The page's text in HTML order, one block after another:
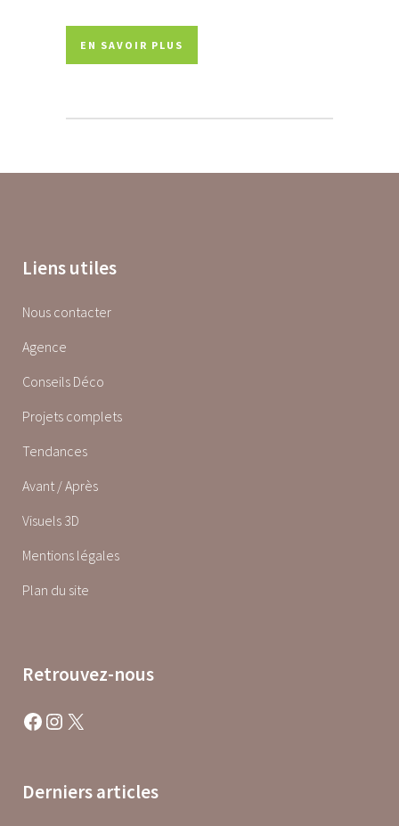
EN SAVOIR PLUS
Liens utiles
Nous contacter
Agence
Conseils Déco
Projets complets
Tendances
Avant / Après
Visuels 3D
Mentions légales
Plan du site
Retrouvez-nous
Facebook Instagram X
Derniers articles